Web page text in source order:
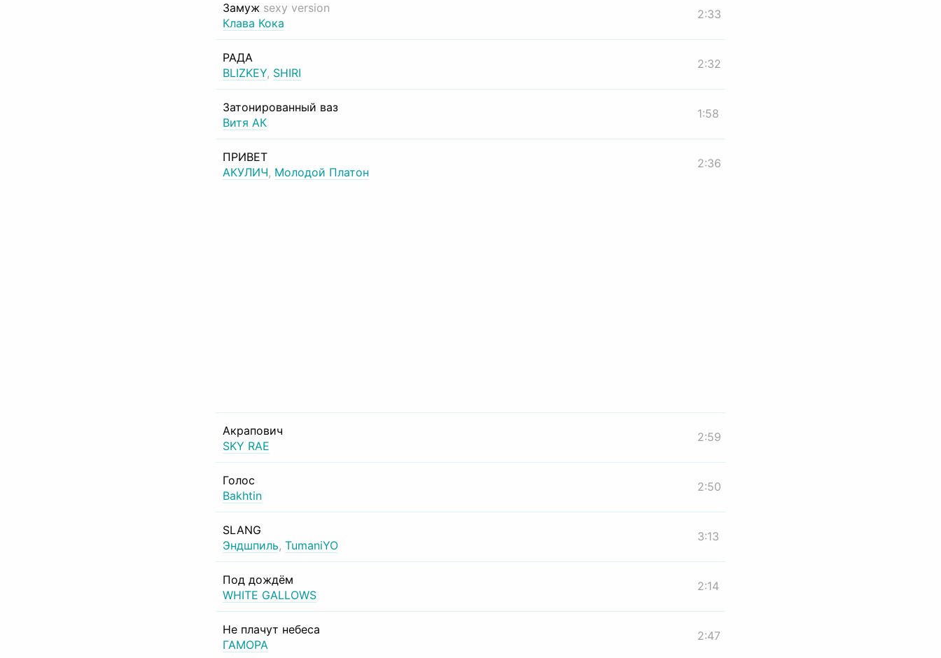
Замуж sexy version
Клава Кока
2:33
РАДА
BLIZKEY, SHIRI
2:32
Затонированный ваз
Витя АК
1:58
ПРИВЕТ
АКУЛИЧ, Молодой Платон
2:36
Акрапович
SKY RAE
2:59
Голос
Bakhtin
2:50
SLANG
Эндшпиль, TumaniYO
3:13
Под дождём
WHITE GALLOWS
2:14
Не плачут небеса
ГАМОРА
2:47